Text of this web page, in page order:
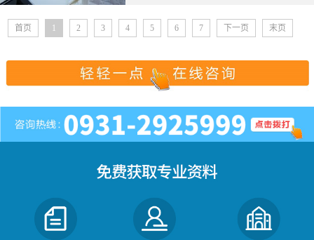
首页 1 2 3 4 5 6 7 下一页 末页